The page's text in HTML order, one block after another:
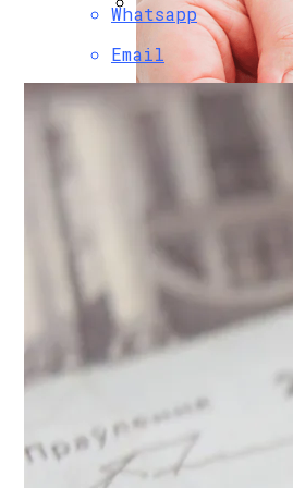
В Беларуси
Финансовая
Как Найти
Почем
249
Научное
Интересные И
Какие Болезни
Whatsapp
Email